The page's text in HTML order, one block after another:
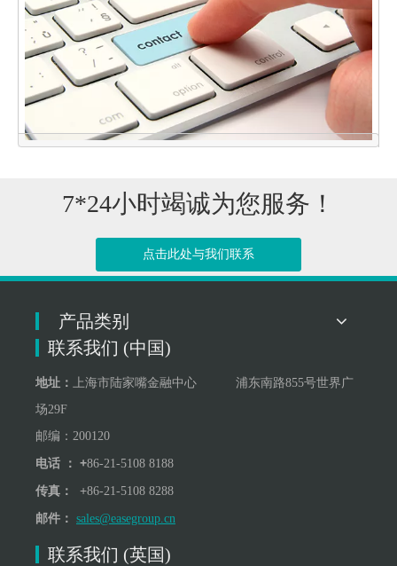
点击联系我们
7*24小时竭诚为您服务！
点击此处与我们联系
产品类别
联系我们 (中国)
地址：
上海市陆家嘴金融中心 浦东南路855号世界广
场29F
邮编：200120
电话 ： +86-21-5108 8188
传真： +86-21-5108 8288
邮件： sales@easegroup.cn
联系我们 (英国)